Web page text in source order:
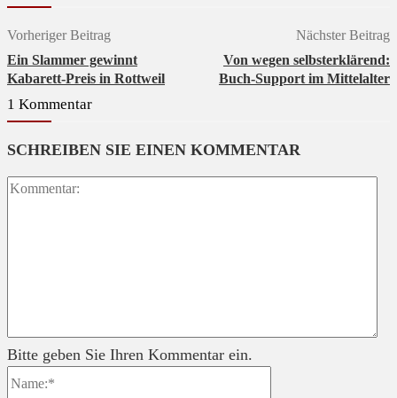
Vorheriger Beitrag
Ein Slammer gewinnt
Kabarett-Preis in Rottweil
Nächster Beitrag
Von wegen selbsterklärend:
Buch-Support im Mittelalter
1 Kommentar
SCHREIBEN SIE EINEN KOMMENTAR
Bitte geben Sie Ihren Kommentar ein.